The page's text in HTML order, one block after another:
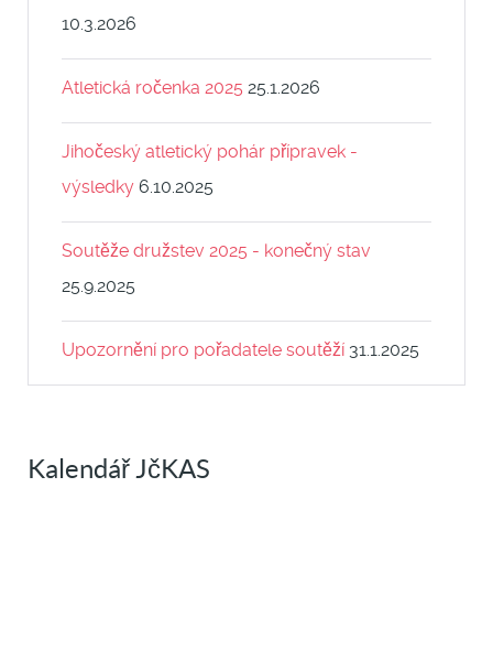
10.3.2026
Atletická ročenka 2025 25.1.2026
Jihočeský atletický pohár přípravek -
výsledky 6.10.2025
Soutěže družstev 2025 - konečný stav
25.9.2025
Upozornění pro pořadatele soutěží 31.1.2025
Kalendář JčKAS